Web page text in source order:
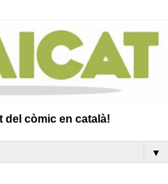
del còmic en català!
▼